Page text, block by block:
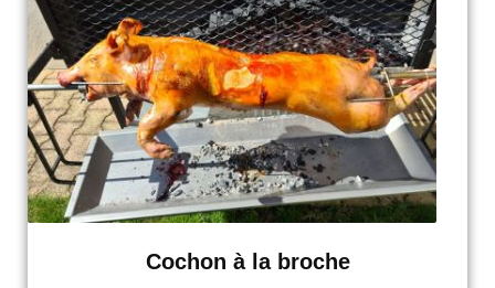
Cochon à la broche